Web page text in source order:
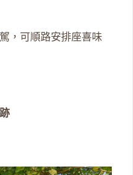
，可順路安排座喜味